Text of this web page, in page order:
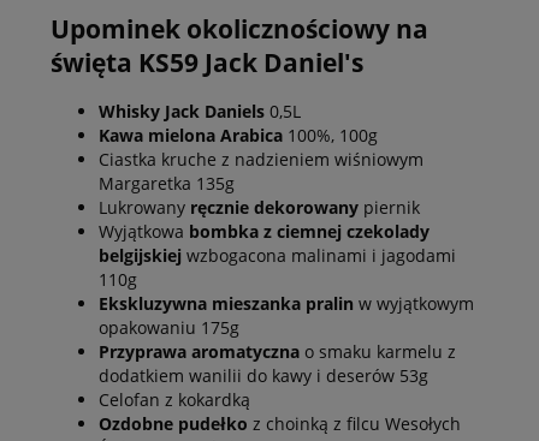
Upominek okolicznościowy na
święta KS59 Jack Daniel's
Whisky Jack Daniels 0,5L
Kawa mielona Arabica 100%, 100g
Ciastka kruche z nadzieniem wiśniowym
Margaretka 135g
Lukrowany ręcznie dekorowany piernik
Wyjątkowa bombka z ciemnej czekolady
belgijskiej wzbogacona malinami i jagodami
110g
Ekskluzywna mieszanka pralin w wyjątkowym
opakowaniu 175g
Przyprawa aromatyczna o smaku karmelu z
dodatkiem wanilii do kawy i deserów 53g
Celofan z kokardką
Ozdobne pudełko z choinką z filcu Wesołych